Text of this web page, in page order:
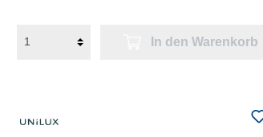
In den Warenkorb